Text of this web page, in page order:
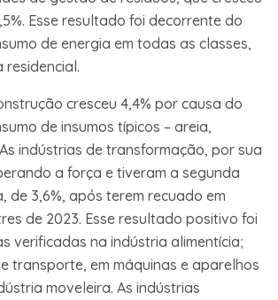
Esse resultado foi decorrente do
de energia em todas as classes,
residencial.
cresceu 4,4% por causa do
de insumos típicos – areia,
indústrias de transformação, por sua
a força e tiveram a segunda
de 3,6%, após terem recuado em
de 2023. Esse resultado positivo foi
verificadas na indústria alimentícia;
transporte, em máquinas e aparelhos
moveleira. As indústrias